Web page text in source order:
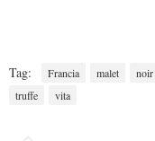
Tag: Francia malet noir
truffe
vita